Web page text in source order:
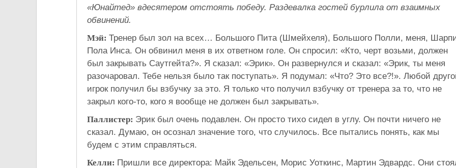
«Юнайтед» вдесятером отстоять победу. Раздевалка гостей бурлила от взаимных
обвинений.
Мэй: Тренер был зол на всех… Большого Пита (Шмейхеля), Большого Полли, меня,
Пола Инса. Он обвинил меня в их ответном голе. Он спросил: «Кто, черт возьми, должен
был закрывать Саутгейта?». Я сказал: «Эрик». Он развернулся и сказал: «Эрик, ты меня
разочаровал. Тебе нельзя было так поступать». Я подумал: «Что? Это все?!». Любой
игрок получил бы взбучку за это. Я только что получил взбучку от тренера за то, что не
закрыл кого-то, кого я вообще не должен был закрывать».
Паллистер: Эрик был очень подавлен. Он просто тихо сидел в углу. Он почти ничего не
сказал. Думаю, он осознал значение того, что случилось. Все пытались понять, как мы
будем с этим справляться.
Келли: Пришли все директора: Майк Эдельсен, Морис Уоткинс, Мартин Эдвардс. Они